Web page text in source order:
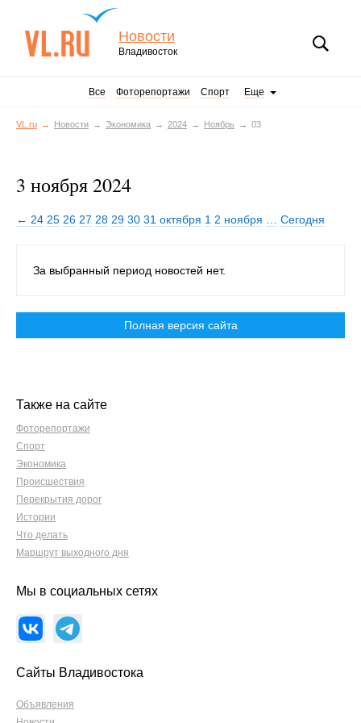
Новости
Владивосток
Все Фоторепортажи Спорт Еще
VL.ru Новости Экономика 2024 Ноябрь 03
3 ноября 2024
← 24 25 26 27 28 29 30 31 октября 1 2 ноября Сегодня
За выбранный период новостей нет.
Полная версия сайта
Также на сайте
Фоторепортажи
Спорт
Экономика
Происшествия
Перекрытия дорог
Истории
Что делать
Маршрут выходного дня
Мы в социальных сетях
Сайты Владивостока
Объявления